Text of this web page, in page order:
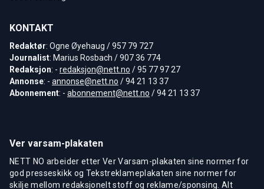
KONTAKT
Redaktør: Ogne Øyehaug / 957 79 727
Journalist: Marius Rosbach / 907 36 774
Redaksjon: - redaksjon@nett.no / 95 77 97 27
Annonse: - annonse@nett.no / 94 21 13 37
Abonnement: - abonnement@nett.no / 94 21 13 37
Ver varsam-plakaten
NETT NO arbeider etter Ver Varsam-plakaten sine normer for
god presseskikk og Tekstreklameplakaten sine normer for
skilje mellom redaksjonelt stoff og reklame/sponsing. Alt